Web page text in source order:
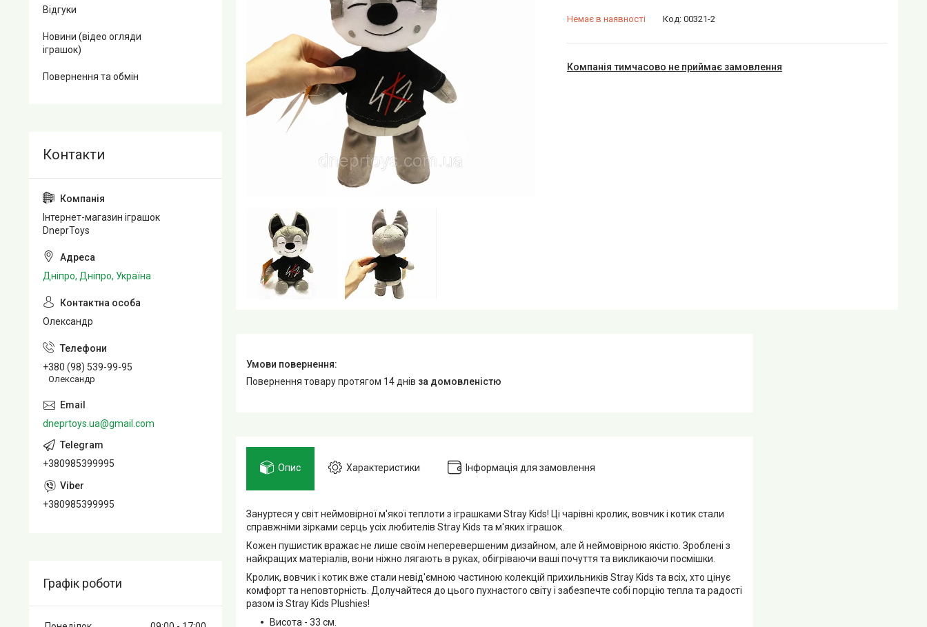
Немає в наявності Код: 00321-2
Компанія тимчасово не приймає замовлення
повернення товару протягом 14 днів за домовленістю
Опис Характеристики Інформація для замовлення
Зануртеся у світ неймовірної м'якої теплоти з іграшками Stray Kids! Ці чарівні кролик, вовчик і котик стали
справжніми зірками серць усіх любителів Stray Kids та м'яких іграшок.
Кожен пушистик вражає не лише своїм неперевершеним дизайном, але й неймовірною якістю. Зроблені з
найкращих матеріалів, вони ніжно лягають в руках, обігріваючи ваші почуття та викликаючи посмішки.
Кролик, вовчик і котик вже стали невід'ємною частиною колекцій прихильників Stray Kids та всіх, хто цінує
комфорт та неповторність. Долучайтеся до цього пухнастого світу і забезпечте собі порцію тепла та радості
разом із Stray Kids Plushies!
Висота - 33 см.
Відгуки
Новини (відео огляди
іграшок)
Повернення та обмін
Інтернет-магазин іграшок
DneprToys
Дніпро, Дніпро, Україна
Олександр
+380 (98) 539-99-95
Олександр
dneprtoys.ua@gmail.com
+380985399995
+380985399995
Графік роботи